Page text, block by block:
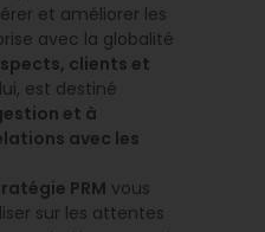
et améliorer les
avec la globalité
clients et
lui, est destiné
et à
avec les
PRM vous
sur les attentes